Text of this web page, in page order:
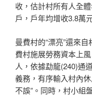
收，估計村所有人全
戶，戶年均增收3.8萬
曼費村的“漂亮”還來
費村施展勞務資本上
人，依據勐龍(240)通
義務，有序輸入村內
不誤”。同時，村小組